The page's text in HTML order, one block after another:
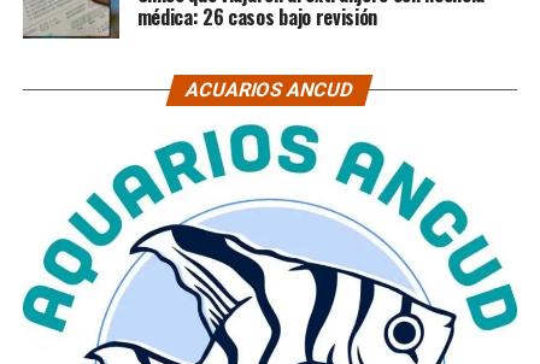
médica: 26 casos bajo revisión
ACUARIOS ANCUD